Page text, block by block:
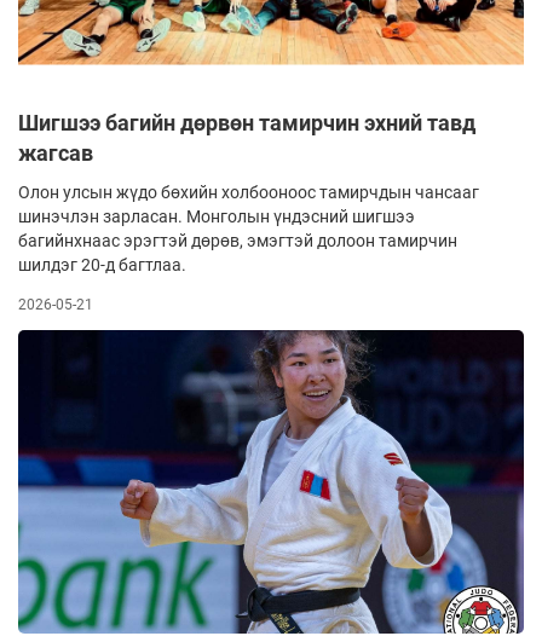
Шигшээ багийн дөрвөн тамирчин эхний тавд
жагсав
Олон улсын жүдо бөхийн холбооноос тамирчдын чансааг
шинэчлэн зарласан. Монголын үндэсний шигшээ
багийнхнаас эрэгтэй дөрөв, эмэгтэй долоон тамирчин
шилдэг 20-д багтлаа.
2026-05-21